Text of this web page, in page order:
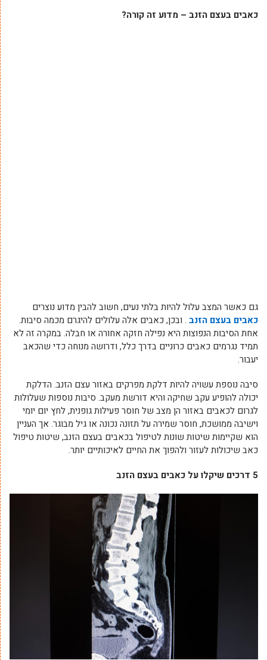
כאבים בעצם הזנב – מדוע זה קורה?
גם כאשר המצב עלול להיות בלתי נעים, חשוב להבין מדוע נוצרים
כאבים בעצם הזנב . ובכן, כאבים אלה עלולים להיגרם מכמה סיבות.
אחת הסיבות הנפוצות היא נפילה חזקה אחורה או חבלה. במקרה זה לא
תמיד נגרמים כאבים כרוניים בדרך כלל, ודרושה מנוחה כדי שהכאב
יעבור.
סיבה נוספת עשויה להיות דלקת מפרקים באזור עצם הזנב. הדלקת
יכולה להופיע עקב שחיקה והיא דורשת מעקב. סיבות נוספות שעלולות
לגרום לכאבים באזור הן מצב של חוסר פעילות גופנית, לחץ יום יומי
וישיבה ממושכת, חוסר שמירה על תזונה נכונה או גיל מבוגר. אך העניין
הוא שקיימות שיטות שונות לטיפול בכאבים בעצם הזנב, שיטות טיפול
כאב שיכולות לעזור ולהפוך את החיים לאיכותיים יותר.
5 דרכים שיקלו על כאבים בעצם הזנב